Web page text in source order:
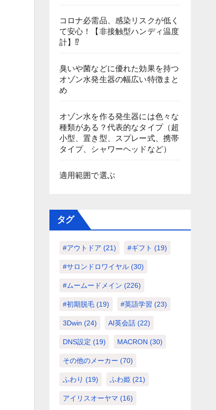
コロナ必需品、感染リスクが低く
て安心！【非接触型ハンディ温度
計】⁉
臭いや菌などに優れた効果を持つ
オゾン水発生器の幅広い特徴まと
め
オゾン水を作る発生器には色々な
種類がある？代表的なタイプ（超
小型、置き型、スプレー式、携帯
タイプ、シャワーヘッドなど）
適用範囲で選ぶ
タグ
#アウトドア (21) #ギフト (19)
#サロンドロワイヤル(30)
#ムームードメイン (226)
#初期脱毛(19) #英語学習 (23)
3Dwin (24) AI英会話(22)
DNS設定 (19) MACRON (30)
その他のメーカー (70)
ふわり (19) ふわ姫(21)
アイリスオーヤマ (16)